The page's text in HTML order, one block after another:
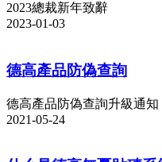
2023總裁新年致辭
2023-01-03
德高產品防偽查詢
德高產品防偽查詢升級通知
2021-05-24